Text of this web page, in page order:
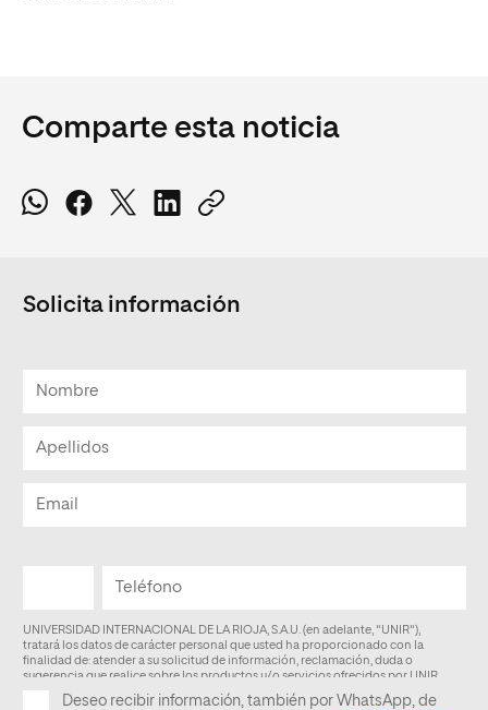
Comparte esta noticia
Solicita información